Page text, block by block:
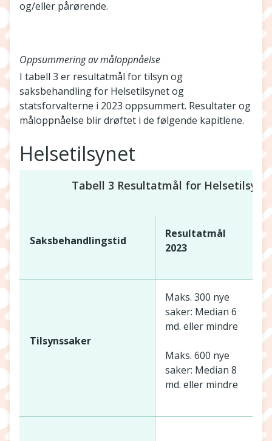
og/eller pårørende.
Oppsummering av måloppnåelse
I tabell 3 er resultatmål for tilsyn og
saksbehandling for Helsetilsynet og
statsforvalterne i 2023 oppsummert. Resultater og
måloppnåelse blir drøftet i de følgende kapitlene.
Helsetilsynet
Tabell 3 Resultatmål for
Saksbehandlingstid
Resultatmål
2023
Tilsynssaker
Maks. 300 nye
saker: Median 6
md. eller mindre
Maks. 600 nye
saker: Median 8
md. eller mindre